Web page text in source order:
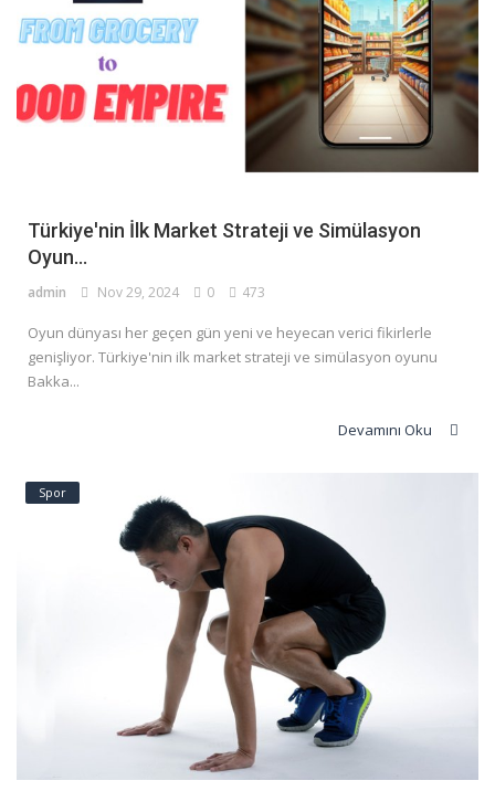
Seyahat
Sağlık
Sanat
Diğer
Giriş
Register
Türkiye'nin İlk Market Strateji ve Simülasyon
Oyun...
admin Nov 29, 2024 0 473
Oyun dünyası her geçen gün yeni ve heyecan verici fikirlerle
genişliyor. Türkiye'nin ilk market strateji ve simülasyon oyunu
Bakka...
Devamını Oku
Spor